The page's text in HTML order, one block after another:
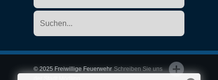
Schreiben Sie uns
© 2025 Freiwillige Feuerwehr